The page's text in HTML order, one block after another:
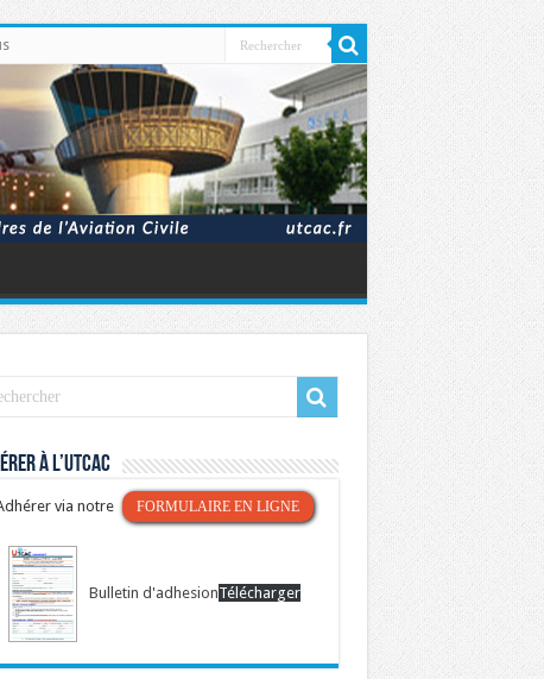
à l’UTCAC
via notre FORMULAIRE EN LIGNE
Bulletin d'adhesionTélécharger